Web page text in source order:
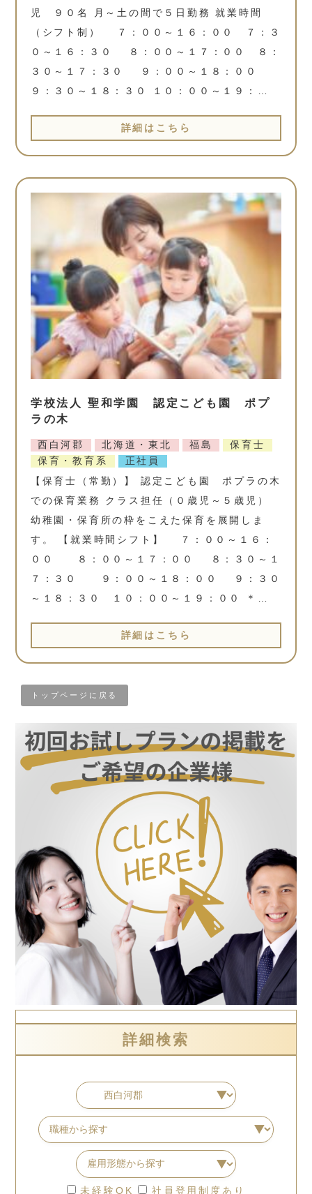
詳細検索
未経験OK 社員登用制度あり
児 ９０名 月～土の間で５日勤務 就業時間
（シフト制） ７：００～１６：００ ７：３
０～１６：３０ ８：００～１７：００ ８：
３０～１７：３０ ９：００～１８：００
９：３０～１８：３０ １０：００～１９：…
詳細はこちら
学校法人 聖和学園 認定こども園 ポプ
ラの木
西白河郡 北海道・東北 福島
保育士
保育・教育系
正社員
【保育士（常勤）】 認定こども園 ポプラの木
での保育業務 クラス担任（０歳児～５歳児）
幼稚園・保育所の枠をこえた保育を展開しま
す。 【就業時間シフト】 ７：００～１６：
００ ８：００～１７：００ ８：３０～１
７：３０ ９：００～１８：００ ９：３０
～１８：３０ １０：００～１９：００ ＊…
詳細はこちら
トップページに戻る